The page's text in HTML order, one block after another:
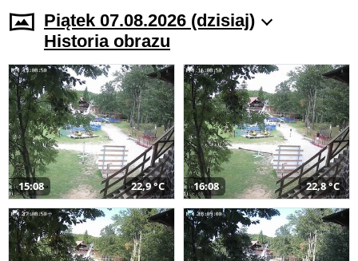
Piątek 07.08.2026 (dzisiaj)
Historia obrazu
15:08 22,9 °C 16:08 22,8 °C